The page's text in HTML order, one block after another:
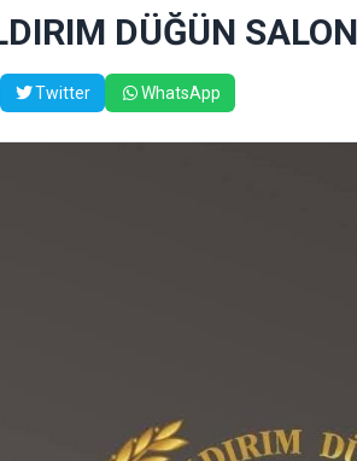
DÜĞÜN
Twitter WhatsApp